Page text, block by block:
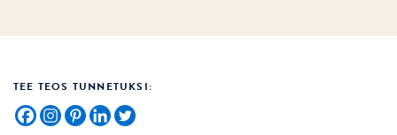
TEE TEOS TUNNETUKSI: